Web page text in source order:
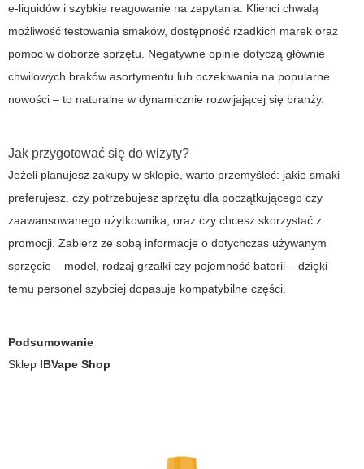
e-liquidów i szybkie reagowanie na zapytania. Klienci chwalą
możliwość testowania smaków, dostępność rzadkich marek oraz
pomoc w doborze sprzętu. Negatywne opinie dotyczą głównie
chwilowych braków asortymentu lub oczekiwania na popularne
nowości – to naturalne w dynamicznie rozwijającej się branży.
Jak przygotować się do wizyty?
Jeżeli planujesz zakupy w sklepie, warto przemyśleć: jakie smaki
preferujesz, czy potrzebujesz sprzętu dla początkującego czy
zaawansowanego użytkownika, oraz czy chcesz skorzystać z
promocji. Zabierz ze sobą informacje o dotychczas używanym
sprzęcie – model, rodzaj grzałki czy pojemność baterii – dzięki
temu personel szybciej dopasuje kompatybilne części.
Podsumowanie
Sklep IBVape Shop